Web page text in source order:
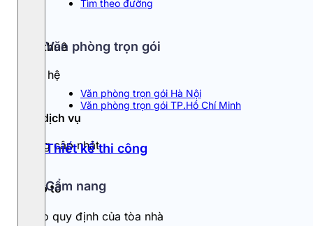
Tìm theo đường
Văn phòng trọn gói
Văn phòng trọn gói Hà Nội
Văn phòng trọn gói TP.Hồ Chí Minh
Thiết kế thi công
Cẩm nang
Giá thuê
Liên hệ
Phí dịch vụ
Đang cập nhật
Đỗ ô tô
Theo quy định của tòa nhà